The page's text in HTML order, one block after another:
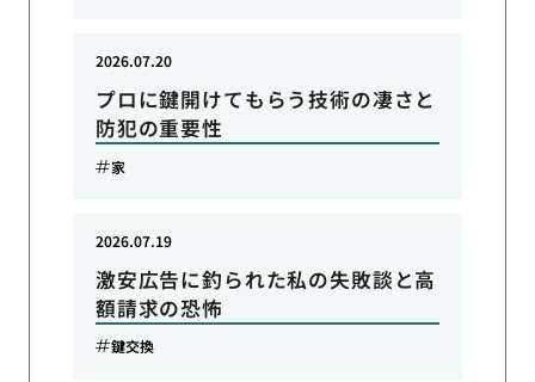
プロに鍵開けてもらう技術の凄さと
防犯の重要性
2026.07.20
家
激安広告に釣られた私の失敗談と高
額請求の恐怖
2026.07.19
鍵交換